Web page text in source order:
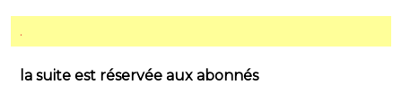
.
la suite est réservée aux abonnés